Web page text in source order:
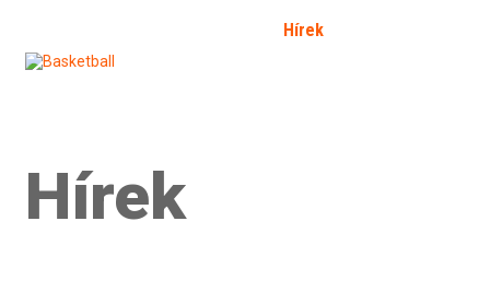
Hírek
Hírek